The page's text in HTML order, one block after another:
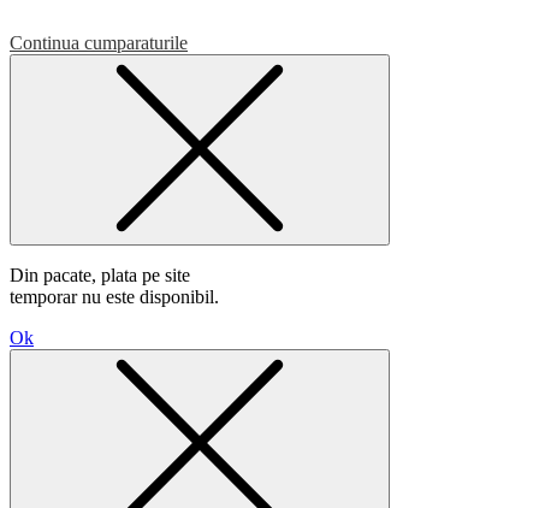
Continua cumparaturile
Din pacate, plata pe site
temporar nu este disponibil.
Ok